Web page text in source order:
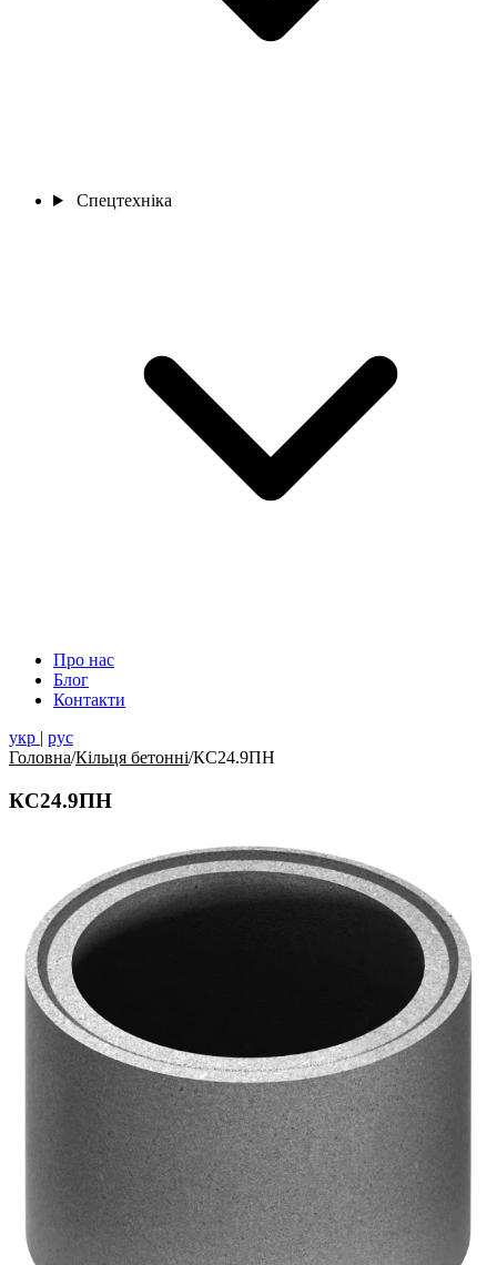
Спецтехніка
Про нас
Блог
Контакти
укр | рус
Головна/Кільця бетонні/КС24.9ПН
КС24.9ПН